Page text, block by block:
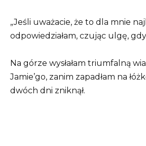
„Jeśli uważacie, że to dla mnie
odpowiedziałam, czując ulgę,
Na górze wysłałam triumfalną
Jamie’go, zanim zapadłam na
dwóch dni zniknął.